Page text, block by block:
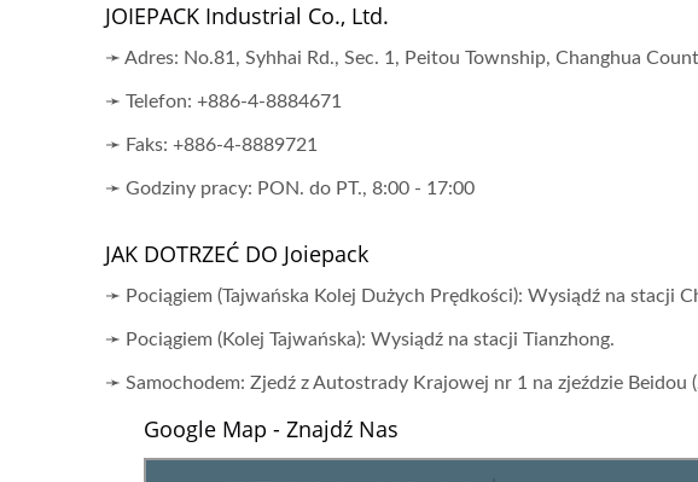
JOIEPACK Industrial Co., Ltd.
➛ Adres: No.81, Syhhai Rd., Sec. 1, Peitou Township, Changhua
➛ Telefon: +886-4-8884671
➛ Faks: +886-4-8889721
➛ Godziny pracy: PON. do PT., 8:00 - 17:00
JAK DOTRZEĆ DO Joiepack
➛ Pociągiem (Tajwańska Kolej Dużych Prędkości): Wysiądź na stacji
➛ Pociągiem (Kolej Tajwańska): Wysiądź na stacji Tianzhong.
➛ Samochodem: Zjedź z Autostrady Krajowej nr 1 na zjeździe
Google Map - Znajdź Nas